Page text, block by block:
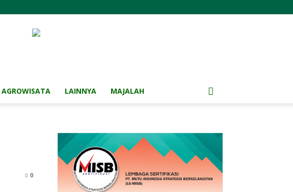
AGROWISATA LAINNYA MAJALAH
0